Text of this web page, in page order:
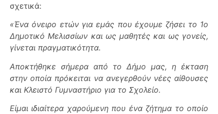
σχετικά:
«Ένα όνειρο ετών για εμάς που έχουμε ζήσει το 1ο
Δημοτικό Μελισσίων και ως μαθητές και ως γονείς,
γίνεται πραγματικότητα.
Αποκτήθηκε σήμερα από το Δήμο μας, η έκταση
στην οποία πρόκειται να ανεγερθούν νέες αίθουσες
και Κλειστό Γυμναστήριο για το Σχολείο.
Είμαι ιδιαίτερα χαρούμενη που ένα ζήτημα το οποίο